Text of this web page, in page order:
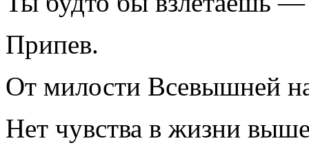
Припев.
От милости Всевышней
Нет чувства в жизни